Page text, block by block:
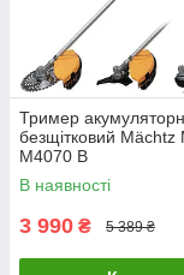
Тример
безщітковий Mächtz
M4070 B
В наявності
3 990 ₴ 5 389 ₴